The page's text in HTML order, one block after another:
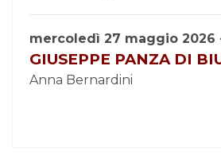
mercoledì 27 maggio 2026
GIUSEPPE PANZA DI
Anna Bernardini